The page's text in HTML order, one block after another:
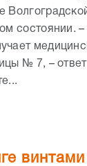
состоянии. –
№ 7, –